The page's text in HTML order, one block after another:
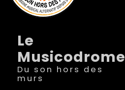
Le
Musicodrome
Du son hors des
murs